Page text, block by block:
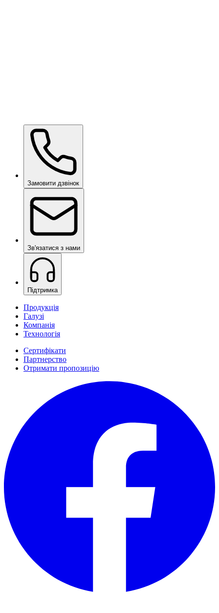
Wow Boxза запитом
Замовити дзвінок
Зв'язатися з нами
Підтримка
Продукція
Галузі
Компанія
Технологія
Сертифікати
Партнерство
Отримати пропозицію